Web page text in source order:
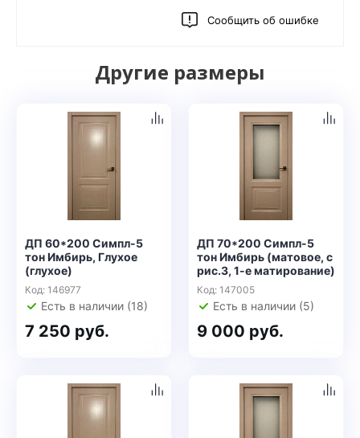
Сообщить об ошибке
Другие размеры
ДП 60*200 Симпл-5
тон Имбирь, Глухое
(глухое)
Код: 146977
Есть в наличии (18)
7 250 руб.
ДП 70*200 Симпл-5
тон Имбирь (матовое, с
рис.3, 1-е матирование)
Код: 147005
Есть в наличии (5)
9 000 руб.